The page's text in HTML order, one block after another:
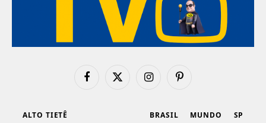
FacebookX
InstagramPinterest
ALTO TIETÊ
BRASIL
MUNDO SP